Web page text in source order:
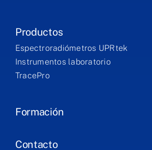
Productos
Espectroradiómetros UPRtek
Instrumentos laboratorio
TracePro
Formación
Contacto